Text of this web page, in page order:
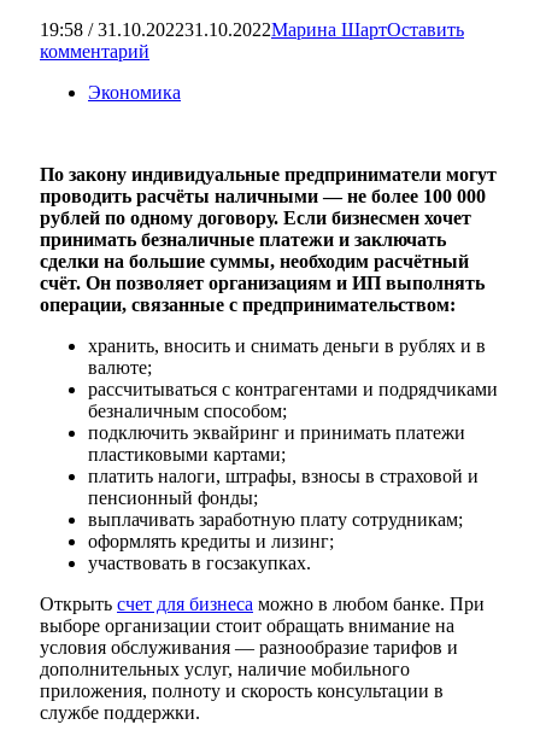
19:58 / 31.10.202231.10.2022Марина ШартОставить
комментарий
Экономика
По закону индивидуальные предприниматели могут
проводить расчёты наличными — не более 100 000
рублей по одному договору. Если бизнесмен хочет
принимать безналичные платежи и заключать
сделки на большие суммы, необходим расчётный
счёт. Он позволяет организациям и ИП выполнять
операции, связанные с предпринимательством:
хранить, вносить и снимать деньги в рублях и в
валюте;
рассчитываться с контрагентами и подрядчиками
безналичным способом;
подключить эквайринг и принимать платежи
пластиковыми картами;
платить налоги, штрафы, взносы в страховой и
пенсионный фонды;
выплачивать заработную плату сотрудникам;
оформлять кредиты и лизинг;
участвовать в госзакупках.
Открыть счет для бизнеса можно в любом банке. При
выборе организации стоит обращать внимание на
условия обслуживания — разнообразие тарифов и
дополнительных услуг, наличие мобильного
приложения, полноту и скорость консультации в
службе поддержки.